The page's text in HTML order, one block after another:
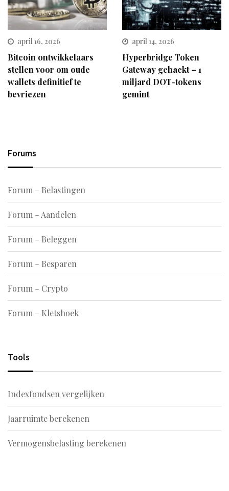
april 16, 2026
Bitcoin ontwikkelaars
stellen voor om oude
wallets definitief te
bevriezen
april 14, 2026
Hyperbridge Token
Gateway gehackt – 1
miljard DOT-tokens
gemint
Forums
Forum – Belastingen
Forum – Aandelen
Forum – Beleggen
Forum – Besparen
Forum – Crypto
Forum – Kletshoek
Tools
Indexfondsen vergelijken
Jaarruimte berekenen
Vermogensbelasting berekenen